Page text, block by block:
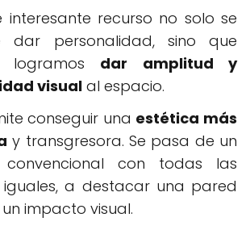
interesante recurso no solo se
dar personalidad, sino que
logramos dar amplitud y
visual al espacio.
conseguir una estética más
y transgresora. Se pasa de un
convencional con todas las
a destacar una pared
impacto visual.